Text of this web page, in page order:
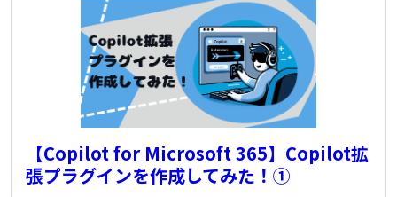
【Copilot for Microsoft 365】Copilot拡
張プラグインを作成してみた！①